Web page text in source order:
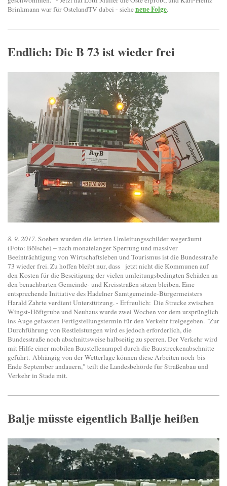
Brinkmann war für OstelandTV dabei - sieheneue Folge.
Endlich: Die B 73 ist wieder frei
8. 9. 2017. Soeben wurden die letzten Umleitungsschilder wegeräumt
(Foto: Bölsche) – nach monatelanger Sperrung und massiver
Beeinträchtigung von Wirtschaftsleben und Tourismus ist die Bundesstraße
73 wieder frei. Zu hoffen bleibt nur, dass jetzt nicht die Kommunen auf
den Kosten für die Beseitigung der vielen umleitungsbedingten Schäden an
den benachbarten Gemeinde- und Kreisstraßen sitzen bleiben. Eine
entsprechende Initiative des Hadelner Samtgemeinde-Bürgermeisters
Harald Zahrte verdient Unterstützung. - Erfreulich: Die Strecke zwischen
Wingst-Höftgrube und Neuhaus wurde zwei Wochen vor dem ursprünglich
ins Auge gefassten Fertigstellungstermin für den Verkehr freigegeben. "Zur
Durchführung von Restleistungen wird es jedoch erforderlich, die
Bundesstraße noch abschnittsweise halbseitig zu sperren. Der Verkehr wird
mit Hilfe einer mobilen Baustellenampel durch die Baustreckenabschnitte
geführt. Abhängig von der Wetterlage können diese Arbeiten noch bis
Ende September andauern," teilt die Landesbehörde für Straßenbau und
Verkehr in Stade mit.
Balje müsste eigentlich Ballje heißen